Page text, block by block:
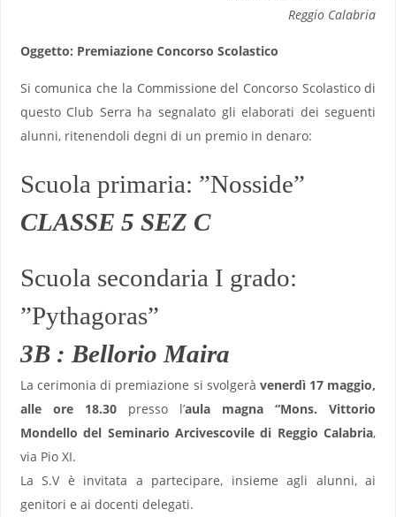
Reggio Calabria
Oggetto: Premiazione Concorso Scolastico
Si comunica che la Commissione del Concorso Scolastico di
questo Club Serra ha segnalato gli elaborati dei seguenti
alunni, ritenendoli degni di un premio in denaro:
Scuola primaria: ”Nosside”
CLASSE 5 SEZ C
Scuola secondaria I grado:
”Pythagoras”
3B : Bellorio Maira
La cerimonia di premiazione si svolgerà venerdì 17 maggio,
alle ore 18.30presso l’aula magna “Mons. Vittorio
Mondello del Seminario Arcivescovile di Reggio Calabria,
via Pio XI.
La S.V è invitata a partecipare, insieme agli alunni, ai
genitori e ai docenti delegati.